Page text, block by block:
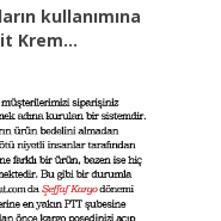
kullanımına
Krem...